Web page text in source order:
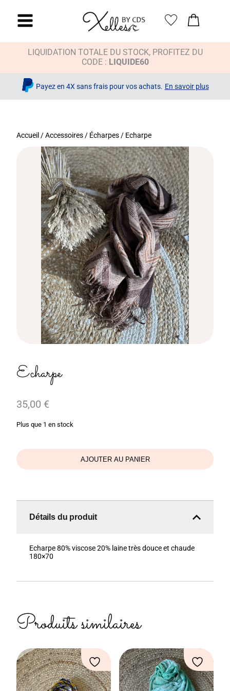
LIQUIDATION TOTALE DU STOCK, PROFITEZ DU
CODE : LIQUIDE60
Payez en 4X sans frais pour vos achats. En savoir plus
Accueil /Accessoires / Écharpes / Echarpe
Echarpe
35,00 €
Plus que 1 en stock
AJOUTER AU PANIER
Détails du produit
Echarpe 80% viscose 20% laine très douce et chaude
180×70
Produits similaires